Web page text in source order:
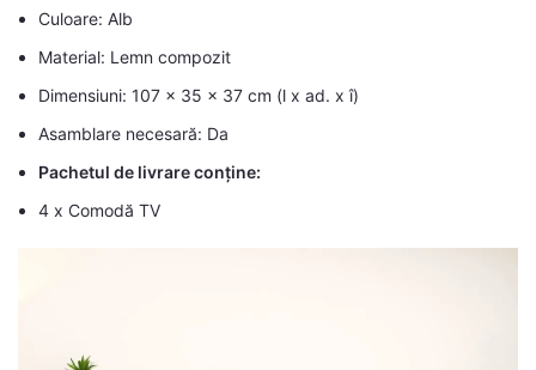
Culoare: Alb
Material: Lemn compozit
Dimensiuni: 107 x 35 x 37 cm (l x ad. x î)
Asamblare necesară: Da
Pachetul de livrare conține:
4 x Comodă TV